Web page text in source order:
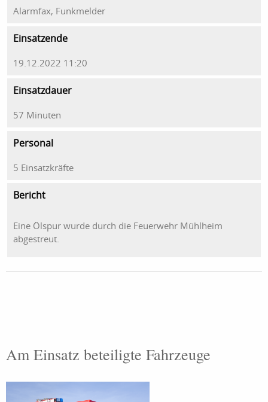
Alarmfax, Funkmelder
Einsatzende
19.12.2022 11:20
Einsatzdauer
57 Minuten
Personal
5 Einsatzkräfte
Bericht
Eine Ölspur wurde durch die Feuerwehr Mühlheim
abgestreut.
Am Einsatz beteiligte Fahrzeuge